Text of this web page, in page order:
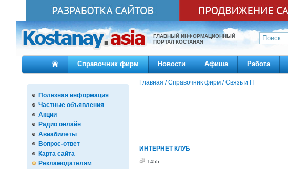
ГЛАВНЫЙ ИНФОРМАЦИОННЫЙ
ПОРТАЛ КОСТАНАЯ
Справочник фирм Новости Афиша Работа
Полезная информация
Частные объявления
Акции
Радио онлайн
Авиабилеты
Вопрос-ответ
Карта сайта
Рекламодателям
Главная /Справочник фирм /Связь и IT
ИНТЕРНЕТ КЛУБ
1455